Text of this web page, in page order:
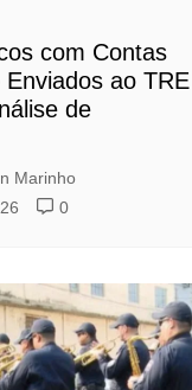
com Contas
ao TRE
de
Marinho
0